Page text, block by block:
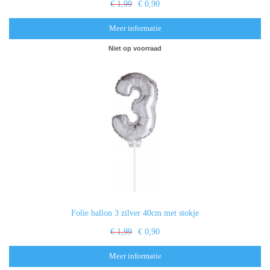
€ 1,99 € 0,90
Meer informatie
Niet op voorraad
Folie ballon 3 zilver 40cm met stokje
€ 1,99 € 0,90
Meer informatie